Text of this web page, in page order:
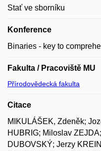
Stať ve sborníku
Konference
Binaries - key to
Fakulta / Pracoviště MU
Přírodovědecká fakulta
Citace
MIKULÁŠEK, Zdeněk;
HUBRIG; Miloslav
DUBOVSKÝ; Jerzy